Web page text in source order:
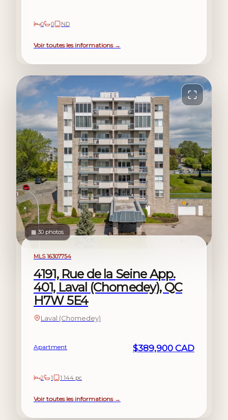
0 0 ND
Voir toutes les informations →
For sale
▦ 30 photos
MLS 16307754
4191, Rue de la Seine App.
401, Laval (Chomedey), QC
H7W 5E4
Laval (Chomedey)
Apartment $389,900 CAD
2 1 1 144 pc
Voir toutes les informations →